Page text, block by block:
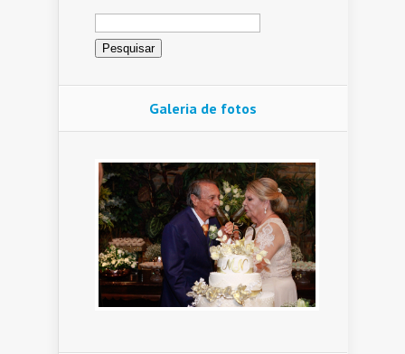
Pesquisar
por:
Galeria de fotos